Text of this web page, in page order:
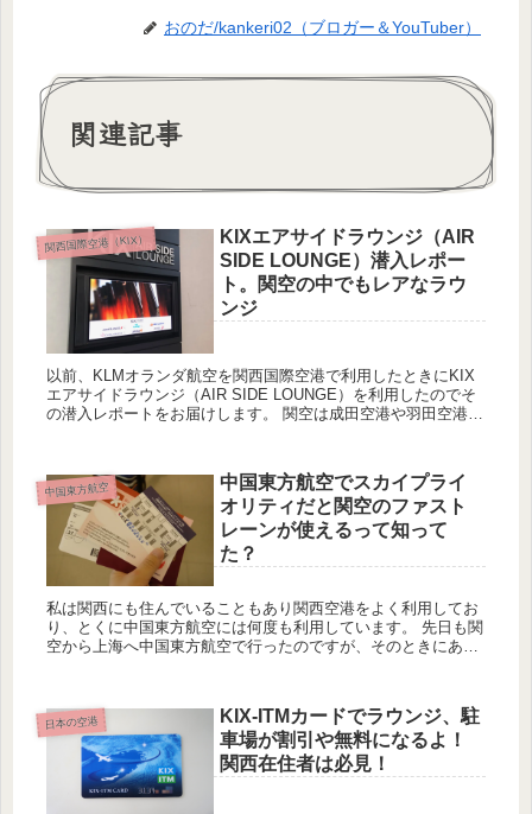
おのだ/kankeri02（ブロガー＆YouTuber）
関連記事
関西国際空港（KIX）
KIXエアサイドラウンジ（AIR
SIDE LOUNGE）潜入レポー
ト。関空の中でもレアなラウ
ンジ
以前、KLMオランダ航空を関西国際空港で利用したときにKIX
エアサイドラウンジ（AIR SIDE LOUNGE）を利用したのでそ
の潜入レポートをお届けします。 関空は成田空港や羽田空港の
中国東方航空
中国東方航空でスカイプライ
オリティだと関空のファスト
レーンが使えるって知って
た？
私は関西にも住んでいることもあり関西空港をよく利用してお
り、とくに中国東方航空には何度も利用しています。 先日も関
空から上海へ中国東方航空で行ったのですが、そのときにあま
日本の空港
KIX-ITMカードでラウンジ、駐
車場が割引や無料になるよ！
関西在住者は必見！